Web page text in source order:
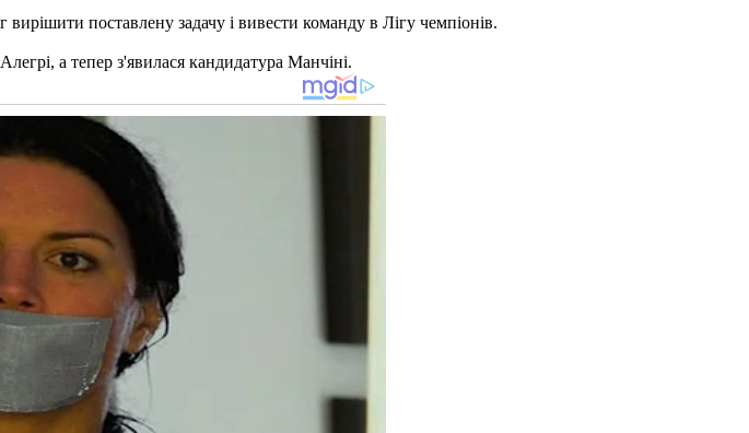
поставлену задачу і вивести команду в Лігу чемпіонів.
а тепер з'явилася кандидатура Манчіні.